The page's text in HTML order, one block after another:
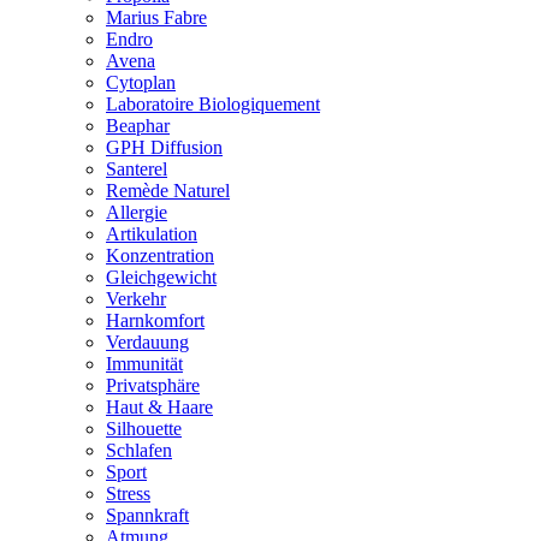
Marius Fabre
Endro
Avena
Cytoplan
Laboratoire Biologiquement
Beaphar
GPH Diffusion
Santerel
Remède Naturel
Allergie
Artikulation
Konzentration
Gleichgewicht
Verkehr
Harnkomfort
Verdauung
Immunität
Privatsphäre
Haut & Haare
Silhouette
Schlafen
Sport
Stress
Spannkraft
Atmung